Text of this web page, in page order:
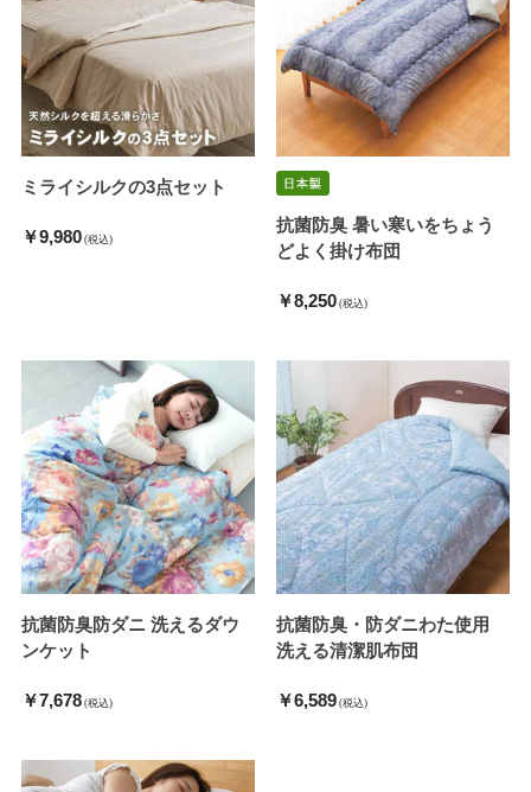
ミライシルクの3点セット
￥9,980 (税込)
抗菌防臭 暑い寒いをちょう
どよく掛け布団
￥8,250 (税込)
抗菌防臭防ダニ 洗えるダウ
ンケット
￥7,678 (税込)
抗菌防臭・防ダニわた使用
洗える清潔肌布団
￥6,589 (税込)